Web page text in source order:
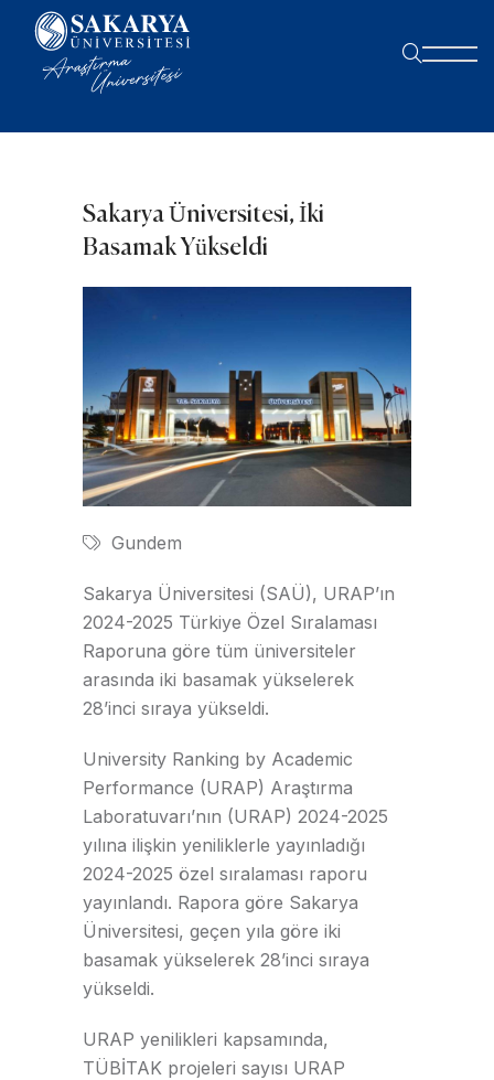
Sakarya Üniversitesi, İki
Basamak Yükseldi
Gundem
Sakarya Üniversitesi (SAÜ), URAP’ın
2024-2025 Türkiye Özel Sıralaması
Raporuna göre tüm üniversiteler
arasında iki basamak yükselerek
28’inci sıraya yükseldi.
University Ranking by Academic
Performance (URAP) Araştırma
Laboratuvarı’nın (URAP) 2024-2025
yılına ilişkin yeniliklerle yayınladığı
2024-2025 özel sıralaması raporu
yayınlandı. Rapora göre Sakarya
Üniversitesi, geçen yıla göre iki
basamak yükselerek 28’inci sıraya
yükseldi.
URAP yenilikleri kapsamında,
TÜBİTAK projeleri sayısı URAP